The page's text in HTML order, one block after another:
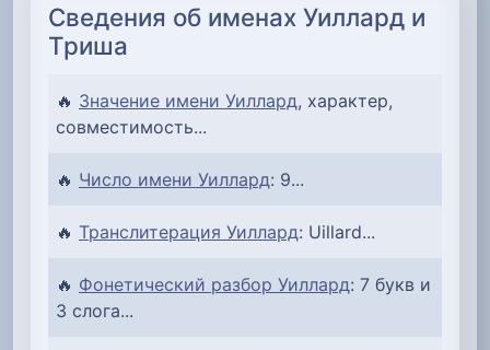
Сведения об именах Уиллард и
Триша
🔥 Значение имени Уиллард, характер,
совместимость...
🔥 Число имени Уиллард: 9...
🔥 Транслитерация Уиллард: Uillard...
🔥 Фонетический разбор Уиллард: 7 букв и
3 слога...